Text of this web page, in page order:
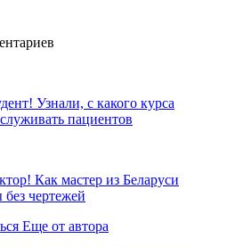
Узнали, с какого курса
пациентов
Как мастер из Беларуси
чертежей
Еще от автора